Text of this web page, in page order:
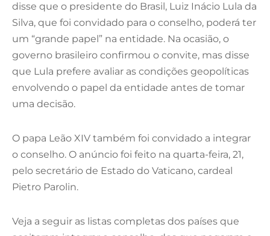
disse que o presidente do Brasil, Luiz Inácio Lula da
Silva, que foi convidado para o conselho, poderá ter
um “grande papel” na entidade. Na ocasião, o
governo brasileiro confirmou o convite, mas disse
que Lula prefere avaliar as condições geopolíticas
envolvendo o papel da entidade antes de tomar
uma decisão.
O papa Leão XIV também foi convidado a integrar
o conselho. O anúncio foi feito na quarta-feira, 21,
pelo secretário de Estado do Vaticano, cardeal
Pietro Parolin.
Veja a seguir as listas completas dos países que